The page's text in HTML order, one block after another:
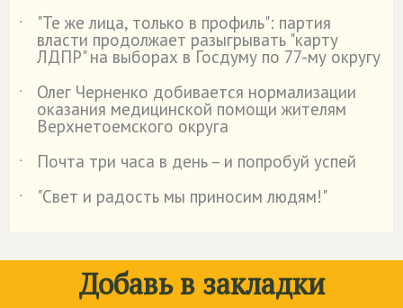
˙
"Те же лица, только в профиль": партия
власти продолжает разыгрывать "карту
ЛДПР" на выборах в Госдуму по 77-му округу
˙
Олег Черненко добивается нормализации
оказания медицинской помощи жителям
Верхнетоемского округа
˙
Почта три часа в день – и попробуй успей
˙
"Свет и радость мы приносим людям!"
Добавь в закладки